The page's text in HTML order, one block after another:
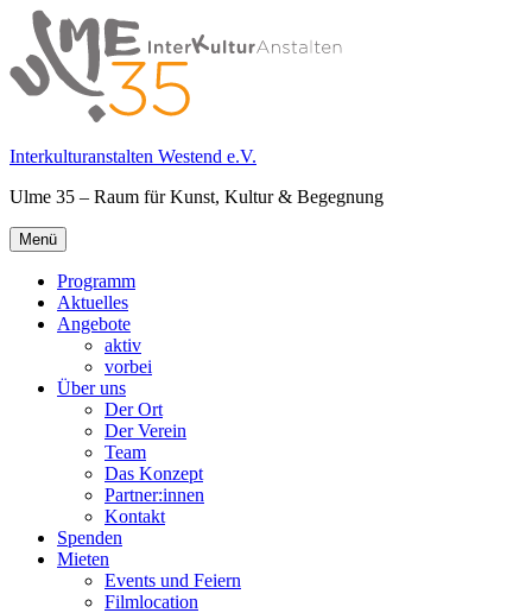
Springe
zum
Inhalt
Interkulturanstalten Westend e.V.
Ulme 35 – Raum für Kunst, Kultur & Begegnung
Primäres
Menü
Menü
Programm
Aktuelles
Angebote
aktiv
vorbei
Über uns
Der Ort
Der Verein
Team
Das Konzept
Partner:innen
Kontakt
Spenden
Mieten
Events und Feiern
Filmlocation